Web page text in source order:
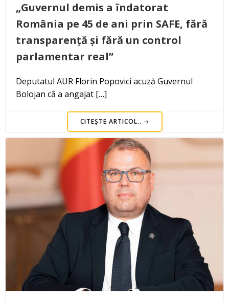
„Guvernul demis a îndatorat
România pe 45 de ani prin SAFE, fără
transparență și fără un control
parlamentar real”
Deputatul AUR Florin Popovici acuză Guvernul
Bolojan că a angajat […]
CITEȘTE ARTICOL..